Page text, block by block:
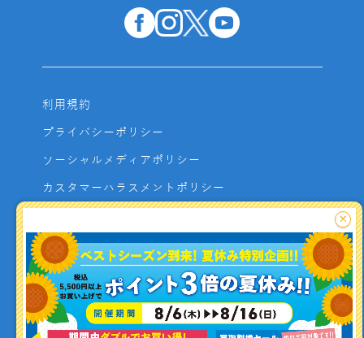
利用規約
プライバシーポリシー
ソーシャルメディアポリシー
カスタマーハラスメントポリシー
よくあるご質問
お問い合わせ
利用者資金の保全方法
×